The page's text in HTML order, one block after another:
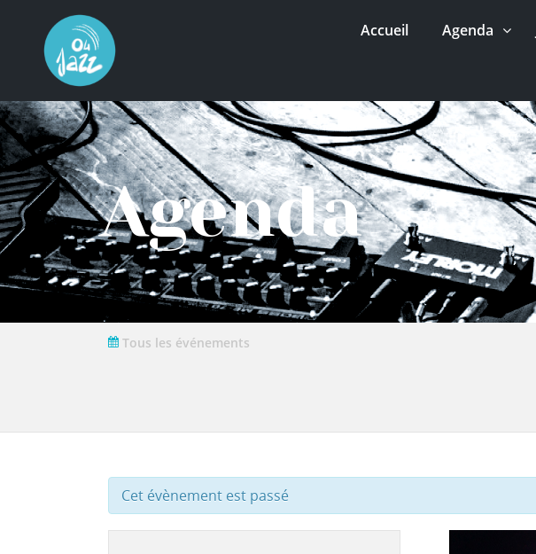
Accueil Agenda
Agenda
Tous les événements
Cet évènement est passé